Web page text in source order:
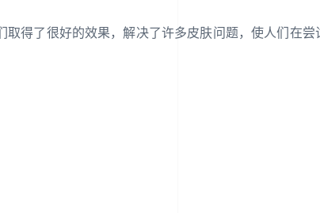
得了很好的效果，解决了许多皮肤问题，使人们在